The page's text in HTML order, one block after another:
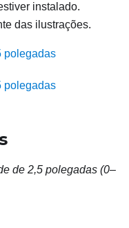
instalado.
das ilustrações.
polegadas
polegadas
de 2,5 polegadas (0–